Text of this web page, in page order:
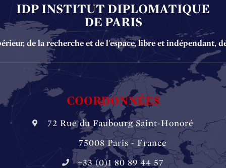
IDP INSTITUT DIPLOMATIQUE
DE PARIS
de la recherche et de l'espace, libre et indépendant,
COORDONNÉES
72 Rue du Faubourg Saint-Honoré
‏‏‎ ‏‏‎ ‏‏‎ ‏‏‎ ‎‎‎‎‏‏‎ 75008 Paris - France
+33 (0)1 80 89 44 57